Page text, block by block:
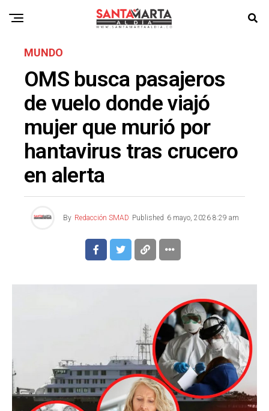
MUNDO
OMS busca pasajeros
de vuelo donde viajó
mujer que murió por
hantavirus tras crucero
en alerta
By Redacción SMAD Published 6 mayo, 2026 8:29 am